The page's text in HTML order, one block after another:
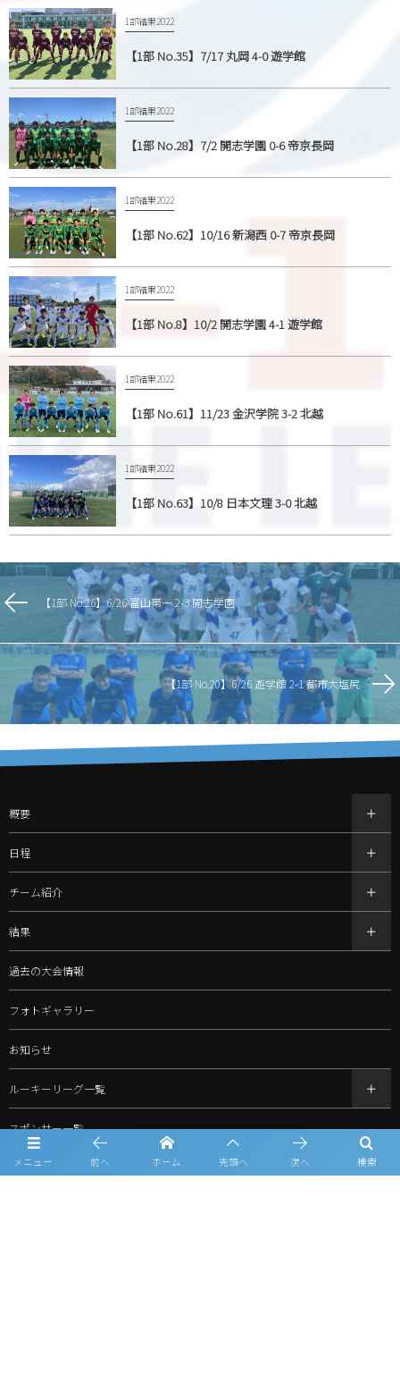
1部結果2022
【1部 No.35】7/17 丸岡 4-0 遊学館
1部結果2022
【1部 No.28】7/2 開志学園 0-6 帝京長岡
1部結果2022
【1部 No.62】10/16 新潟西 0-7 帝京長岡
1部結果2022
【1部 No.8】10/2 開志学園 4-1 遊学館
1部結果2022
【1部 No.61】11/23 金沢学院 3-2 北越
1部結果2022
【1部 No.63】10/8 日本文理 3-0 北越
【1部 No.26】6/26 富山第一 2-3 開志学園
【1部 No.20】6/26 遊学館 2-1 都市大塩尻
メニュー 検索
前へ ホーム 先頭へ 次へ
概要
日程
チーム紹介
結果
過去の大会情報
フォトギャラリー
お知らせ
ルーキーリーグ一覧
スポンサー一覧
問合せ